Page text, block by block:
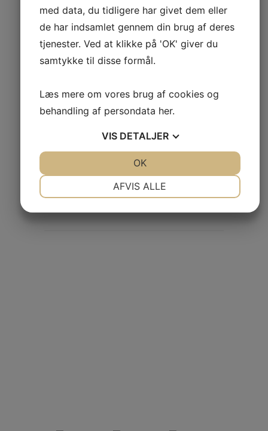
med data, du tidligere har givet dem eller
de har indsamlet gennem din brug af deres
tjenester. Ved at klikke på 'OK' giver du
samtykke til disse formål.
Læs mere om vores brug af cookies og
behandling af persondata her.
VIS DETALJER
AFVIS ALLE
OK